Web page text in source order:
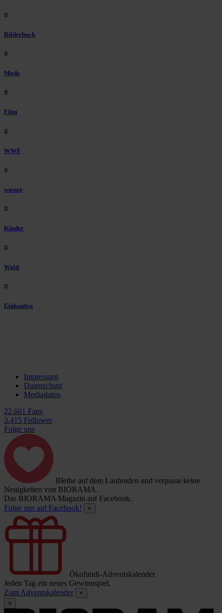
#
Bilderbuch
#
Mode
#
Film
#
WWF
#
wasser
#
Kinder
#
Wald
#
Einkaufen
Impressum
Datenschutz
Mediadaten
22.601 Fans
3.415 Follower
Folge uns
Bleibe auf dem Laufenden und verpasse keine
Neuigkeiten von BIORAMA.
Das BIORAMA Magazin auf Facebook.
Folge uns auf Facebook!
×
Ökofundi-Adventskalender
Jeden Tag ein neues Gewinnspiel.
Zum Adventskalender
×
×